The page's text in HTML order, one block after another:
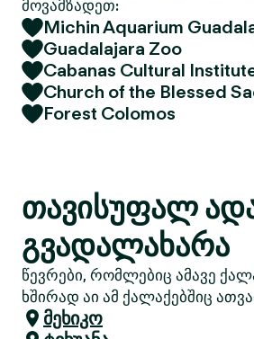
მოვამზადეთ:
Michin Aquarium
Guadalajara Zoo
Cabanas Cultural
Church of the Blessed
Forest Colomos
თავისუფალ
გვადალახარა
წევრები, რომლებიც ამავე
ხშირად აი ამ ქალაქებშიც
მეხიკო